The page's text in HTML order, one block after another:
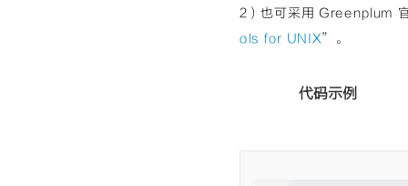
2）也可采用 Greenplum
ols for UNIX”。
代码示例